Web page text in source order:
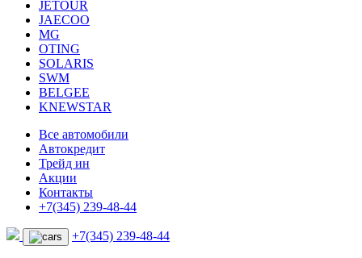
JETOUR
JAECOO
MG
OTING
SOLARIS
SWM
BELGEE
KNEWSTAR
Все автомобили
Автокредит
Трейд ин
Акции
Контакты
+7(345) 239-48-44
+7(345) 239-48-44